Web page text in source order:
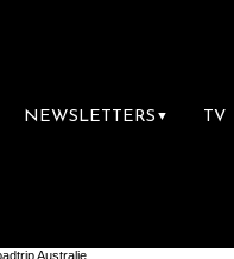
NEWSLETTERS ▼ TV